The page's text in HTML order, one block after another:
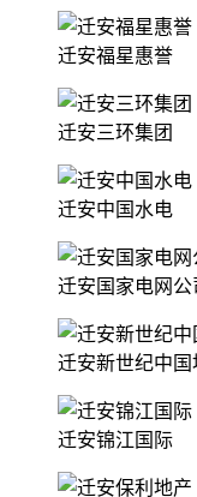
迁安福星惠誉
迁安三环集团
迁安中国水电
迁安国家电网公
迁安新世纪中国
迁安锦江国际